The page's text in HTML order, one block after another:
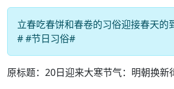
立春吃春饼和春卷的习俗迎接春天的
# #节日习俗#
原标题：20日迎来大寒节气：明朝换新